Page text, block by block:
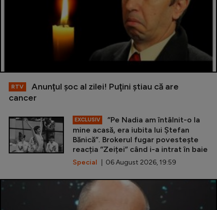
RTV
Anunţul şoc al zilei! Puţini ştiau că are
cancer
EXCLUSIV
”Pe Nadia am întâlnit-o la
mine acasă, era iubita lui Ștefan
Bănică”. Brokerul fugar povestește
reacția ”Zeiței” când i-a intrat în baie
Special | 06 August 2026, 19:59